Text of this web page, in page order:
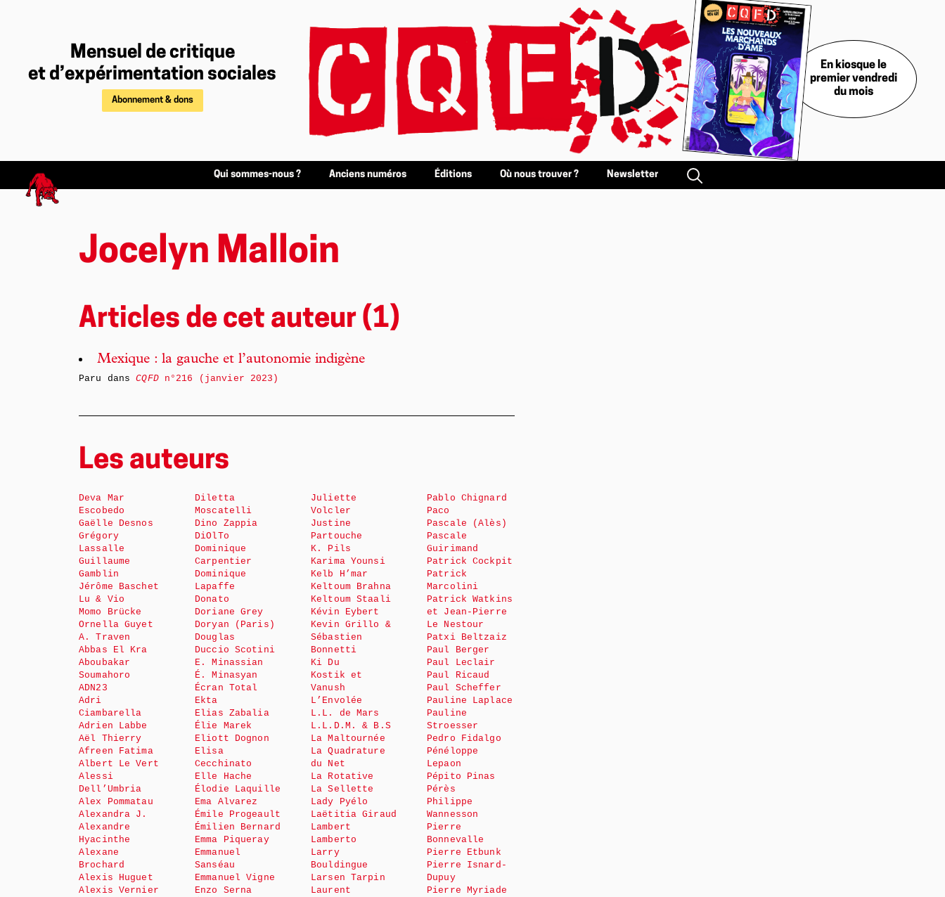
Mensuel de critique
et d’expérimentation sociales
Abonnement & dons
En kiosque le
premier vendredi
du mois
Qui sommes-nous ? Anciens numéros Éditions Où nous trouver ? Newsletter
Jocelyn Malloin
Articles de cet auteur (1)
Mexique : la gauche et l’autonomie indigène
Paru dansCQFDn°216 (janvier 2023)
Les auteurs
Deva Mar
Escobedo
Gaëlle Desnos
Grégory
Lassalle
Guillaume
Gamblin
Jérôme Baschet
Lu & Vio
Momo Brücke
Ornella Guyet
A. Traven
Abbas El Kra
Aboubakar
Soumahoro
ADN23
Adri
Ciambarella
Adrien Labbe
Aël Thierry
Afreen Fatima
Albert Le Vert
Alessi
Dell’Umbria
Alex Pommatau
Alexandra J.
Alexandre
Hyacinthe
Alexane
Brochard
Alexis Huguet
Alexis Vernier
Diletta
Moscatelli
Dino Zappia
DiOlTo
Dominique
Carpentier
Dominique
Lapaffe
Donato
Doriane Grey
Doryan (Paris)
Douglas
Duccio Scotini
E. Minassian
É. Minasyan
Écran Total
Ekta
Elias Zabalia
Élie Marek
Eliott Dognon
Elisa
Cecchinato
Elle Hache
Élodie Laquille
Ema Alvarez
Émile Progeault
Émilien Bernard
Emma Piqueray
Emmanuel
Sanséau
Emmanuel Vigne
Enzo Serna
Juliette
Volcler
Justine
Partouche
K. Pils
Karima Younsi
Kelb H’mar
Keltoum Brahna
Keltoum Staali
Kévin Eybert
Kevin Grillo &
Sébastien
Bonnetti
Ki Du
Kostik et
Vanush
L’Envolée
L.L. de Mars
L.L.D.M. & B.S
La Maltournée
La Quadrature
du Net
La Rotative
La Sellette
Lady Pyélo
Laëtitia Giraud
Lambert
Lamberto
Larry
Bouldingue
Larsen Tarpin
Laurent
Pablo Chignard
Paco
Pascale (Alès)
Pascale
Guirimand
Patrick Cockpit
Patrick
Marcolini
Patrick Watkins
et Jean-Pierre
Le Nestour
Patxi Beltzaiz
Paul Berger
Paul Leclair
Paul Ricaud
Paul Scheffer
Pauline Laplace
Pauline
Stroesser
Pedro Fidalgo
Pénéloppe
Lepaon
Pépito Pinas
Pérès
Philippe
Wannesson
Pierre
Bonnevalle
Pierre Etbunk
Pierre Isnard-
Dupuy
Pierre Myriade